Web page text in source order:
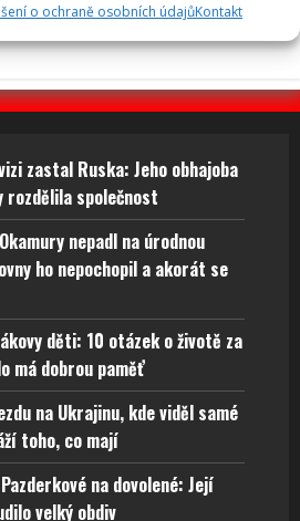
o ochraně osobních údajůKontakt
zastal Ruska: Jeho obhajoba
společnost
nepadl na úrodnou
ho nepochopil a akorát se
děti: 10 otázek o životě za
má dobrou paměť
na Ukrajinu, kde viděl samé
toho, co mají
na dovolené: Její
velký obdiv